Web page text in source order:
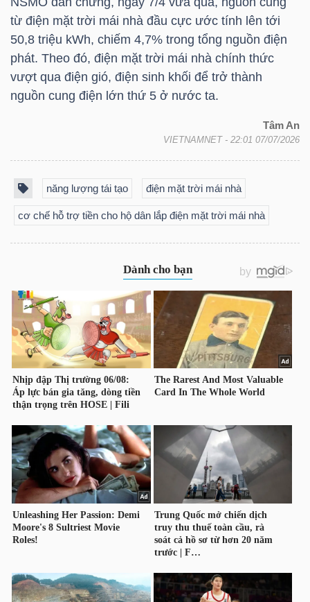
từ điện mặt trời mái nhà đầu cực ước tính lên tới
50,8 triệu kWh, chiếm 4,7% trong tổng nguồn điện
phát. Theo đó, điện mặt trời mái nhà chính thức
vượt qua điện gió, điện sinh khối để trở thành
nguồn cung điện lớn thứ 5 ở nước ta.
Tâm An
VIETNAMNET - 22:01 07/07/2026
năng lượng tái tạo điện mặt trời mái nhà
cơ chế hỗ trợ tiền cho hộ dân lắp điện mặt trời mái nhà
YẾU
TIÊU
KHỎE
TÀI
CHÍNH
CÔNG
NGHỆ
THÔNG
TIN